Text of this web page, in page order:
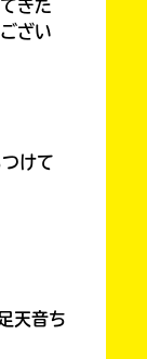
きた
ざい
けて
天音ち